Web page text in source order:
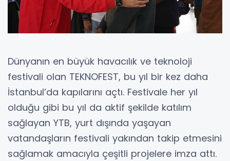
Dünyanın en büyük havacılık ve teknoloji
festivali olan TEKNOFEST, bu yıl bir kez daha
İstanbul’da kapılarını açtı. Festivale her yıl
olduğu gibi bu yıl da aktif şekilde katılım
sağlayan YTB, yurt dışında yaşayan
vatandaşların festivali yakından takip etmesini
sağlamak amacıyla çeşitli projelere imza attı.